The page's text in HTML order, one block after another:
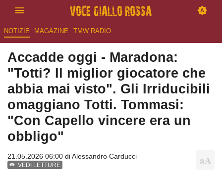
NOTIZIE MAGAZINE TMW RADIO
Accadde oggi - Maradona:
"Totti? Il miglior giocatore che
abbia mai visto". Gli Irriducibili
omaggiano Totti. Tommasi:
"Con Capello vincere era un
obbligo"
21.05.2026 06:00 diAlessandro Carducci
VEDI LETTURE